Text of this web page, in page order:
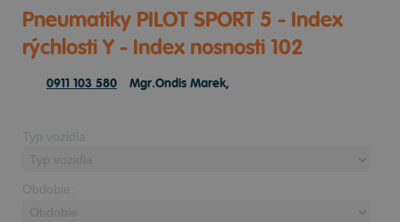
Pneumatiky PILOT SPORT 5 - Index
rýchlosti Y - Index nosnosti 102
0911 103 580 Mgr.Ondis Marek,
Typ vozidla:
Obdobie: